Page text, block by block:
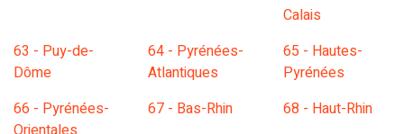
Calais
63 - Puy-de-
Dôme
64 - Pyrénées-
Atlantiques
65 - Hautes-
Pyrénées
66 - Pyrénées-
67 - Bas-Rhin 68 - Haut-Rhin